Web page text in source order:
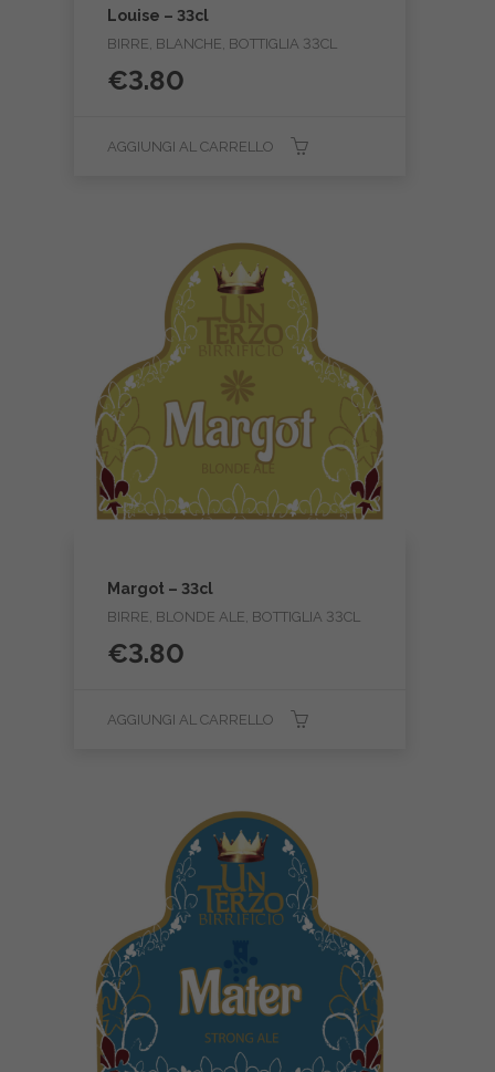
Louise – 33cl
BIRRE, BLANCHE, BOTTIGLIA 33CL
€3.80
AGGIUNGI AL CARRELLO
Margot – 33cl
BIRRE, BLONDE ALE, BOTTIGLIA 33CL
€3.80
AGGIUNGI AL CARRELLO